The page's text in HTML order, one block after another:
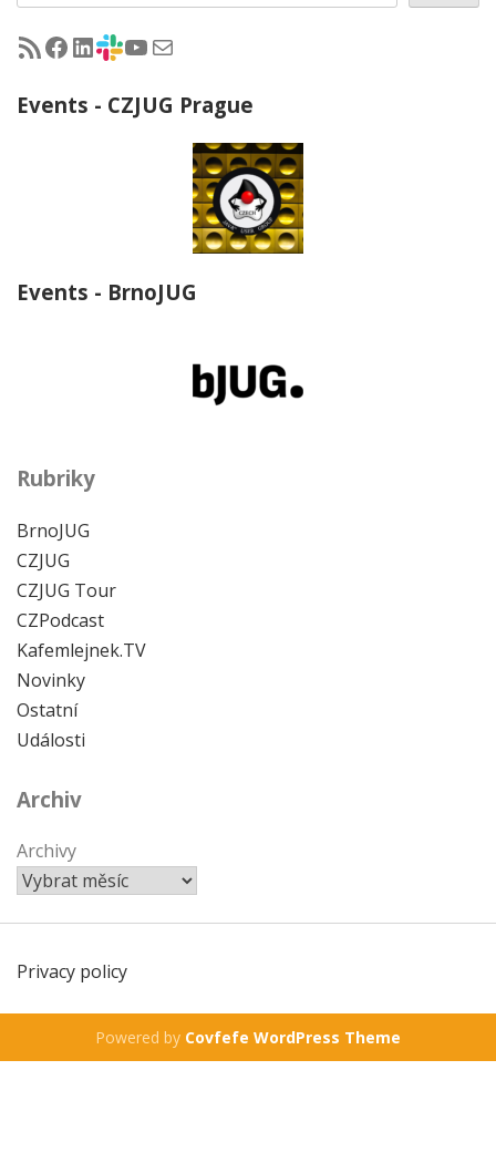
RSS - články na jug.cz
Facebook skupina Czech Java User Group
LinkedIn skupina Czech Java User Group
CZJUG Slack fórum
CZJUG YouTube kanálCZJUG email
Events - CZJUG Prague
Events - BrnoJUG
Rubriky
BrnoJUG
CZJUG
CZJUG Tour
CZPodcast
Kafemlejnek.TV
Novinky
Ostatní
Události
Archiv
Archivy
Privacy policy
Powered by Covfefe WordPress Theme